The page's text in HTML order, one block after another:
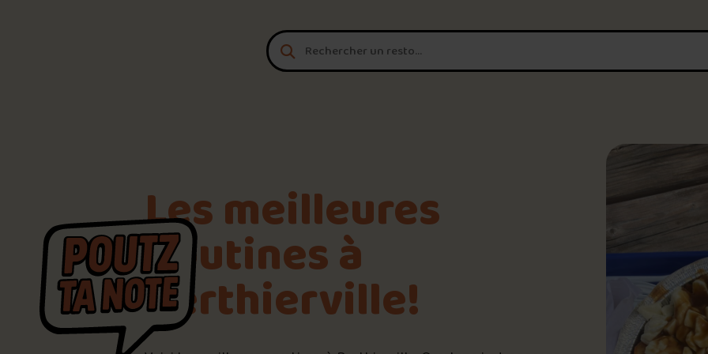
T'es un vrai
Connecte-toipour POUTZ ta
Noter une poutine!
Trouve une POUTZ sur la
Palmarès des
Les meilleures
poutines à
Berthierville!📍 Cantine La Bonne Franquette